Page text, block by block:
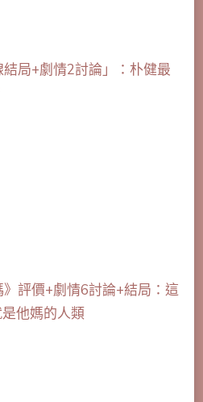
局+劇情2討論」：朴健最
評價+劇情6討論+結局：這
他媽的人類